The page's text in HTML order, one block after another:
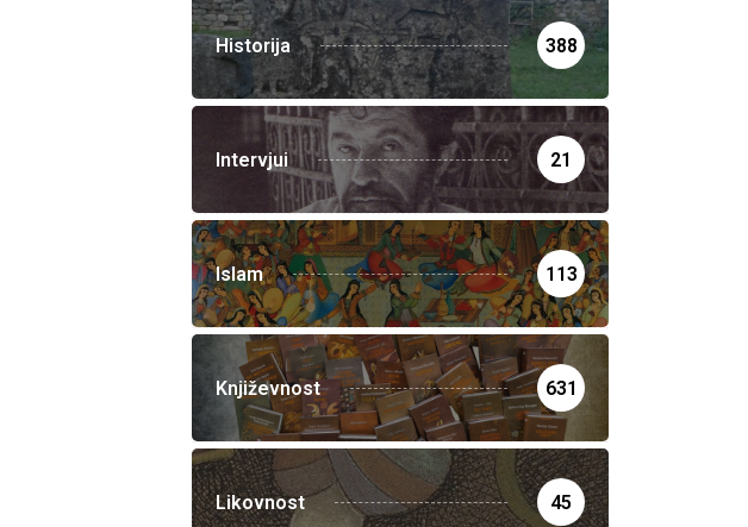
Historija 388
Intervjui 21
Islam 113
Književnost 631
Likovnost 45